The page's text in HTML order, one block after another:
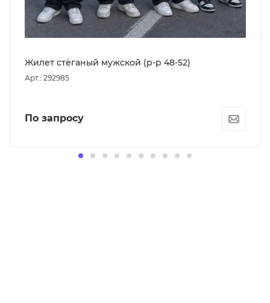
Жилет стёганый мужской (р-р 48-52)
Арт.: 292985
По запросу